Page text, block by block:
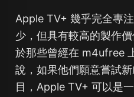
Apple TV+ 幾乎完全專
少，但具有較高的製作
於那些曾經在 m4ufree
說，如果他們願意嘗試
目，Apple TV+ 可以是